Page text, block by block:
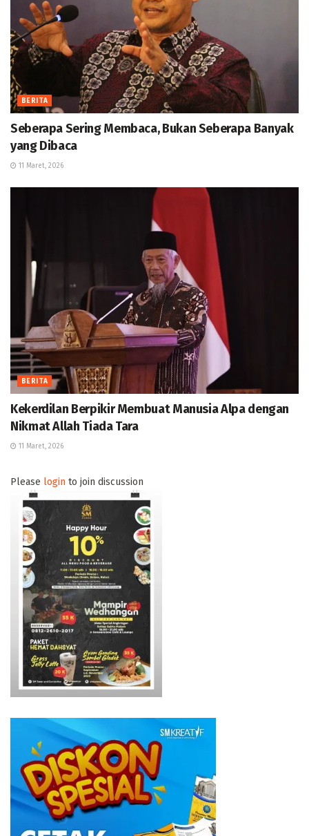
BERITA
Seberapa Sering Membaca, Bukan Seberapa Banyak
yang Dibaca
11 Maret, 2026
BERITA
Kekerdilan Berpikir Membuat Manusia Alpa dengan
Nikmat Allah Tiada Tara
11 Maret, 2026
Please login to join discussion